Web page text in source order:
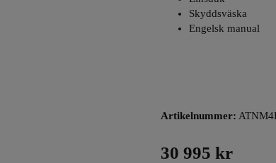
Skyddsväska
Engelsk manual
Artikelnummer:
30 995 kr